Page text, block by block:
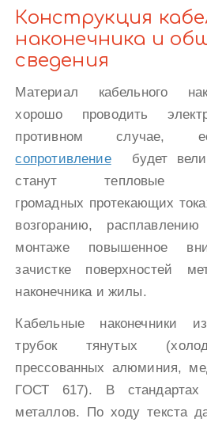
Конструкция
наконечника и
сведения
Материал кабельного
хорошо проводить
противном случае,
сопротивление
будет
станут тепловые
громадных протекающих
возгоранию,
монтаже повышенное
зачистке поверхностей
наконечника и жилы.
Кабельные наконечники
трубок тянутых
прессованных алюминия,
ГОСТ 617). В стандартах
металлов. По ходу текста